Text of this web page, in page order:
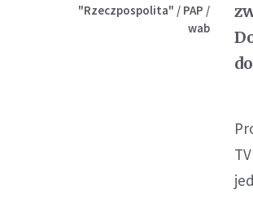
"Rzeczpospolita" / PAP /
wab